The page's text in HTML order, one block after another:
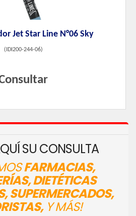
Jet Star Line N°06 Sky
( IDI200-244-06)
SU CONSULTA
FARMACIAS,
DIETÉTICAS
SUPERMERCADOS,
Y MÁS!